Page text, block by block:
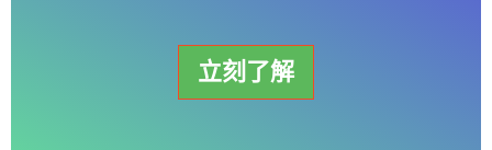
立刻了解